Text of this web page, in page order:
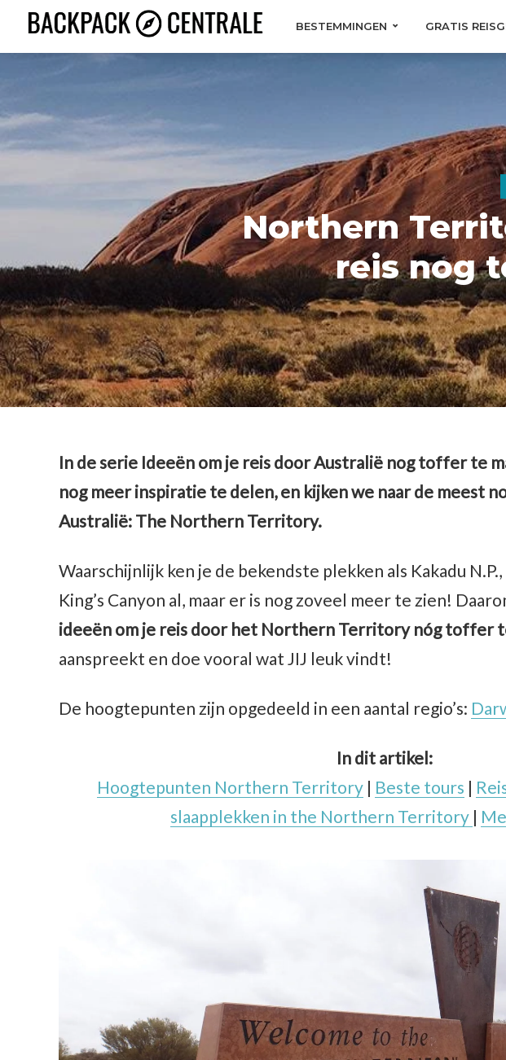
BESTEMMINGEN GRATIS
Northern
reis nog
In de serie Ideeën om je reis door Australië nog toffer te
nog meer inspiratie te delen, en kijken we naar de meest
Australië: The Northern Territory.
Waarschijnlijk ken je de bekendste plekken als Kakadu
King’s Canyon al, maar er is nog zoveel meer te zien!
ideeën om je reis door het Northern Territory nóg toffer
aanspreekt en doe vooral wat JIJ leuk vindt!
De hoogtepunten zijn opgedeeld in een aantal regio’s:
In dit artikel:
Hoogtepunten Northern Territory| Beste tours |
slaapplekken in the Northern Territory |